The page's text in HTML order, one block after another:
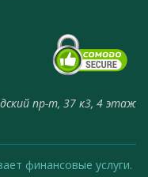
пр-т, 37 к3, 4 этаж
финансовые услуги.